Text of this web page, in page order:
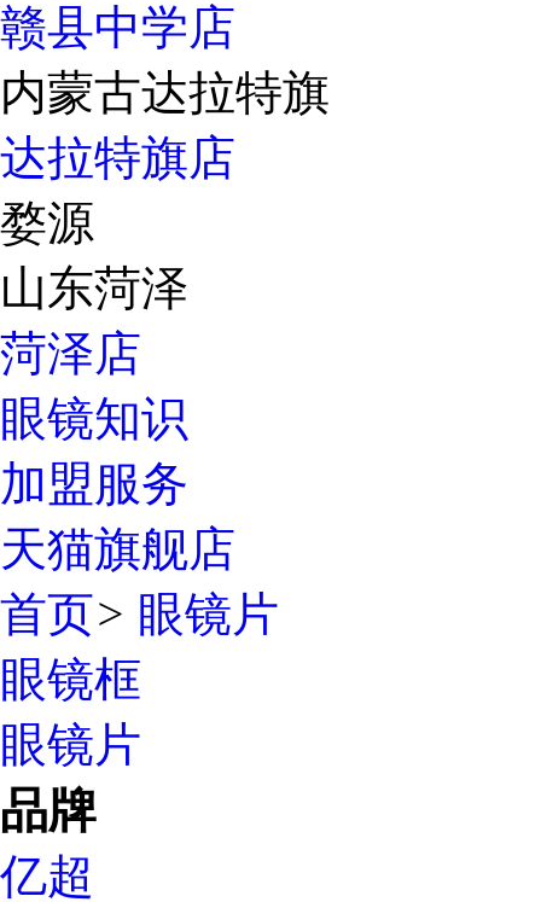
赣县中学店
内蒙古达拉特旗
达拉特旗店
婺源
山东菏泽
菏泽店
眼镜知识
加盟服务
天猫旗舰店
首页> 眼镜片
眼镜框
眼镜片
品牌
亿超